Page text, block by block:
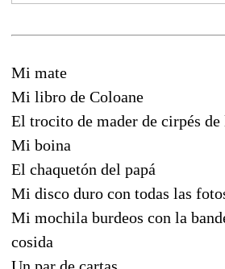
Mi mate
Mi libro de Coloane
El trocito de mader de cirpés de
Mi boina
El chaquetón del papá
Mi disco duro con todas las
Mi mochila burdeos con la
cosida